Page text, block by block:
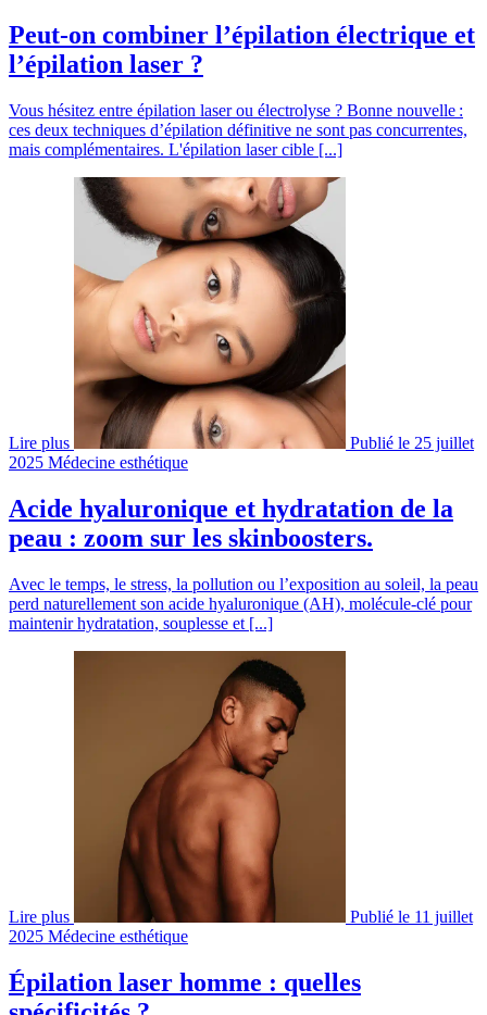
Peut-on combiner l’épilation électrique et
l’épilation laser ?
Vous hésitez entre épilation laser ou électrolyse ? Bonne nouvelle :
ces deux techniques d’épilation définitive ne sont pas concurrentes,
mais complémentaires. L'épilation laser cible [...]
Lire plus
Publié le 25 juillet
2025 Médecine esthétique
Acide hyaluronique et hydratation de la
peau : zoom sur les skinboosters.
Avec le temps, le stress, la pollution ou l’exposition au soleil, la peau
perd naturellement son acide hyaluronique (AH), molécule-clé pour
maintenir hydratation, souplesse et [...]
Lire plus
Publié le 11 juillet
2025 Médecine esthétique
Épilation laser homme : quelles